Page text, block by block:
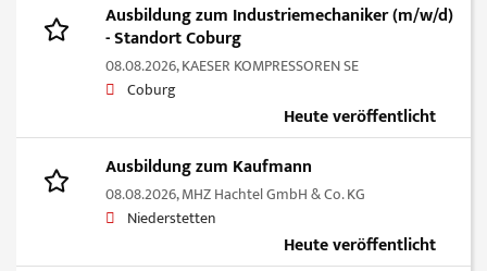
Ausbildung zum Industriemechaniker (m/w/d)
- Standort Coburg
08.08.2026,KAESER KOMPRESSOREN SE
Coburg
Heute veröffentlicht
Ausbildung zum Kaufmann
08.08.2026,MHZ Hachtel GmbH & Co. KG
Niederstetten
Heute veröffentlicht